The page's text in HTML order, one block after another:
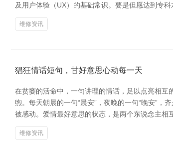
及用户体验（UX）的基础常识。要是但愿达到专
维修资讯
猖狂情话短句，甘好意思心动每一天
在贫窭的活命中，一句讲理的情话，足以点亮相互
煦。每天朝晨的一句“晨安”，夜晚的一句“晚安”
被感动。爱情最好意思的状态，是两个东说念主
维修资讯